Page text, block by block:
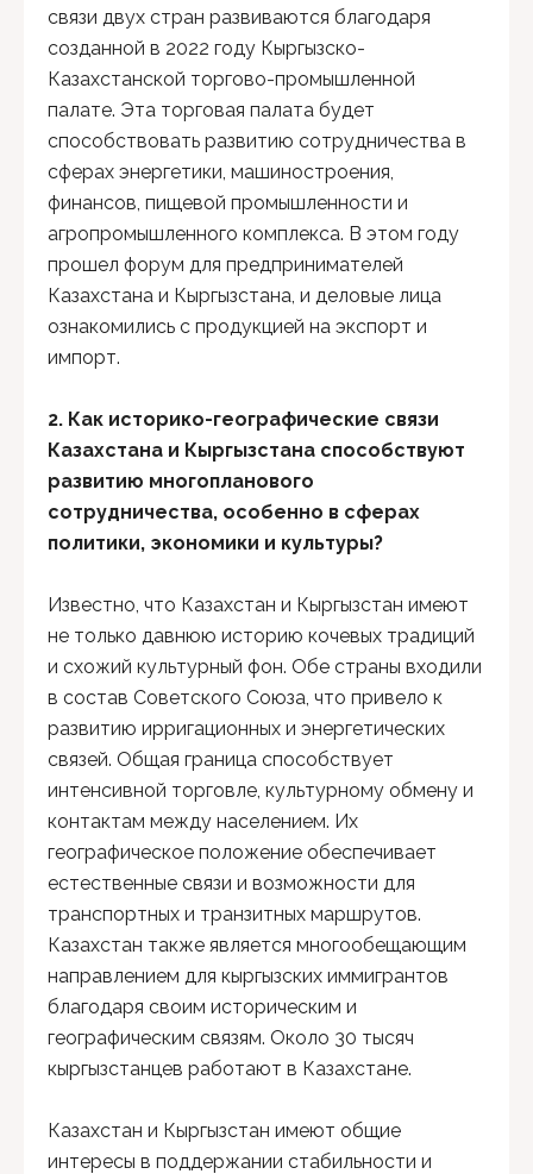
связи двух стран развиваются благодаря
созданной в 2022 году Кыргызско-
Казахстанской торгово-промышленной
палате. Эта торговая палата будет
способствовать развитию сотрудничества в
сферах энергетики, машиностроения,
финансов, пищевой промышленности и
агропромышленного комплекса. В этом году
прошел форум для предпринимателей
Казахстана и Кыргызстана, и деловые лица
ознакомились с продукцией на экспорт и
импорт.
2. Как историко-географические связи
Казахстана и Кыргызстана способствуют
развитию многопланового
сотрудничества, особенно в сферах
политики, экономики и культуры?
Известно, что Казахстан и Кыргызстан имеют
не только давнюю историю кочевых традиций
и схожий культурный фон. Обе страны входили
в состав Советского Союза, что привело к
развитию ирригационных и энергетических
связей. Общая граница способствует
интенсивной торговле, культурному обмену и
контактам между населением. Их
географическое положение обеспечивает
естественные связи и возможности для
транспортных и транзитных маршрутов.
Казахстан также является многообещающим
направлением для кыргызских иммигрантов
благодаря своим историческим и
географическим связям. Около 30 тысяч
кыргызстанцев работают в Казахстане.
Казахстан и Кыргызстан имеют общие
интересы в поддержании стабильности и